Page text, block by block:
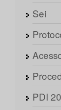
Sei
PDI